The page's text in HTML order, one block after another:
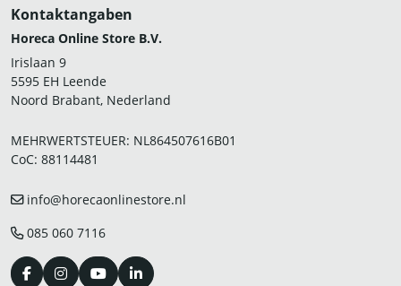
Kontaktangaben
Horeca Online Store B.V.
Irislaan 9
5595 EH Leende
Noord Brabant, Nederland
MEHRWERTSTEUER: NL864507616B01
CoC: 88114481
info@horecaonlinestore.nl
085 060 7116